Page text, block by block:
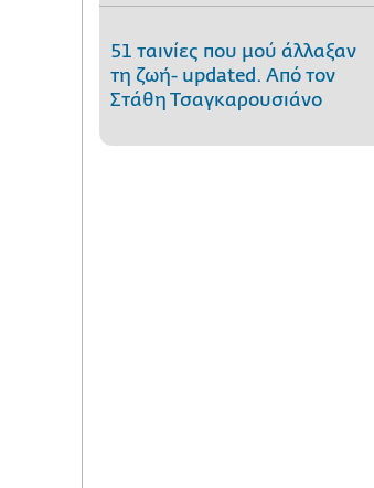
51 ταινίες που μού άλλαξαν
τη ζωή- updated. Aπό τον
Στάθη Τσαγκαρουσιάνο